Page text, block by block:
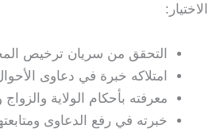
الاختيار:
التحقق من سريان ترخيص
امتلاكه خبرة في دعاوى
معرفته بأحكام الولاية
خبرته في رفع الدعاوى